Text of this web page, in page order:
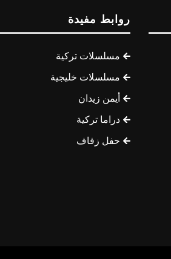
روابط مفيدة
مسلسلات تركية
مسلسلات خليجية
أيمن زيدان
دراما تركية
حفل زفاف